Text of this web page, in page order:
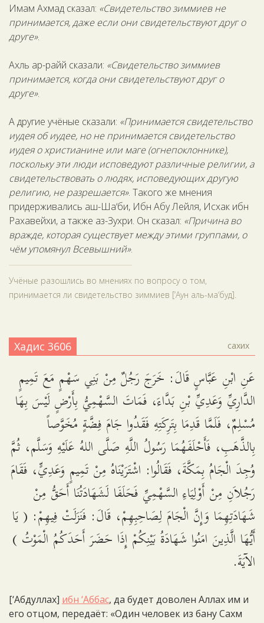
Имам Ахмад сказал: «Свидетельство зиммиев не
принимается, даже если они свидетельствуют друг о
друге».
Ахль ар-райй сказали: «Свидетельство зиммиев
принимается, когда они свидетельствуют друг о
друге».
А другие учёные сказали: «Принимается свидетельство
иудея об иудее, но не принимается свидетельство
иудея о христианине или маге (огнепоклоннике),
поскольку эти люди исповедуют различные религии, а
свидетельствовать о людях, исповедующих другую
религию, не разрешается». Такого же мнения
придерживались аш-Ша‘би, Ибн Абу Лейля, Исхак ибн
Рахавейхи, а также аз-Зухри. Он сказал: «Причина во
вражде, которая существует между этими группами, о
чём упомянул Всевышний».
Учёные разошлись во мнениях по вопросу о том,
принимается ли свидетельство зиммиев [‘Аун аль-ма‘буд].
Хадис 3606 сахих
عَنِ ابْنِ عَبَّاسٍ قَالَ: خَرَجَ رَجُلٌ مِنْ بَنِي سَهْمٍ مَعَ تَمِيمٍ
الدَّارِيِّ وَعَدِيِّ بْنِ بَدَّاءَ، فَمَاتَ السَّهْمِيُّ بِأَرْضٍ لَيْسَ بِهَا
مُسْلِمٌ، فَلَمَّا قَدِمَا بِتَرِكَتِهِ فَقَدُوا جَامَ فِضَّةٍ مُخَوَّصاً
بِالذَّهَبِ، فَأَحْلَفَهُمَا رَسُولُ اللَّهِ صَلَّى اللهُ عَلَيْهِ وَسَلَّم، ثُمَّ
وُجِدَ الْجَامُ بِمَكَّةَ، فَقَالُوا: اشْتَرَيْنَاهُ مِنْ تَمِيمٍ وَعَدِيٍّ، فَقَامَ
رَجُلاَنِ مِنْ أَوْلِيَاءِ السَّهْمِيِّ فَحَلَفَا لَشَهَادَتُنَا أَحَقُّ مِنْ
شَهَادَتِهِمَا وَإِنَّ الْجَامَ لِصَاحِبِهِمْ، قَالَ: فَنَزَلَتْ فِيهِمْ: ( يَا
أَيُّهَا الَّذِينَ امَنُوا شَهَادَةُ بَيْنِكُمْ إِذَا حَضَرَ أَحَدَكُمُ الْمَوْتُ )
الآيَةَ.
[‘Абдуллах] ибн ‘Аббас, да будет доволен Аллах им и
его отцом, передаёт: «Один человек из бану Сахм